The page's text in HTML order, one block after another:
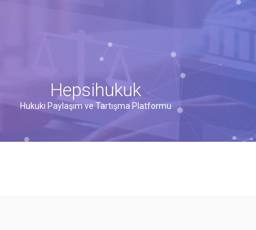
Hepsihukuk
Hukuki Paylaşım ve Tartışma Platformu